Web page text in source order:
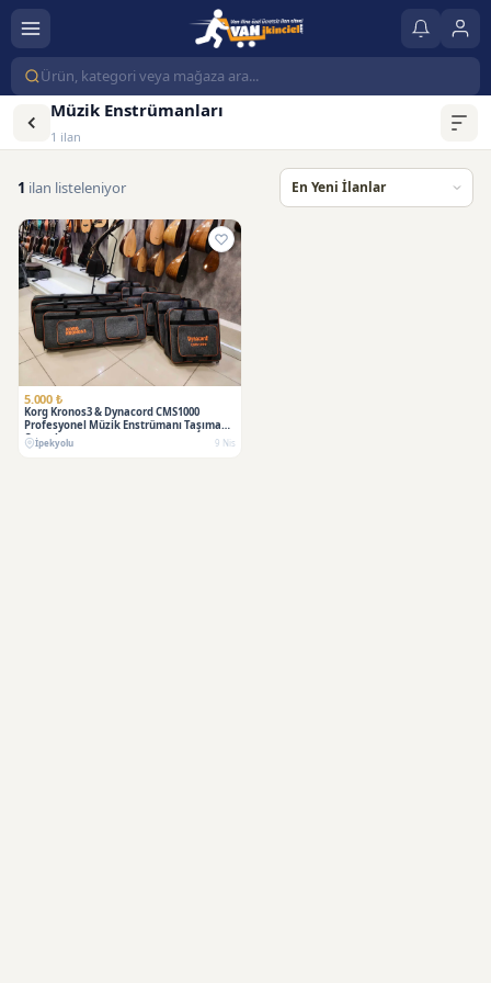
Müzik Enstrümanları
1 ilan
1 ilan listeleniyor
5.000 ₺
Korg Kronos3 & Dynacord CMS1000
Profesyonel Müzik Enstrümanı Taşıma
Çantaları
İpekyolu 9 Nis